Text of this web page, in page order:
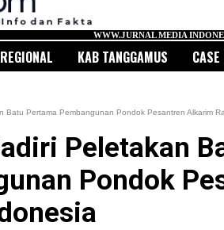
WWW.JURNAL MEDIA INDONESIA.COM
REGIONAL KAB TANGGAMUS
Batu Pertama Pembangunan Pondok Pesantren Alkarim
Peletakan
Pondok